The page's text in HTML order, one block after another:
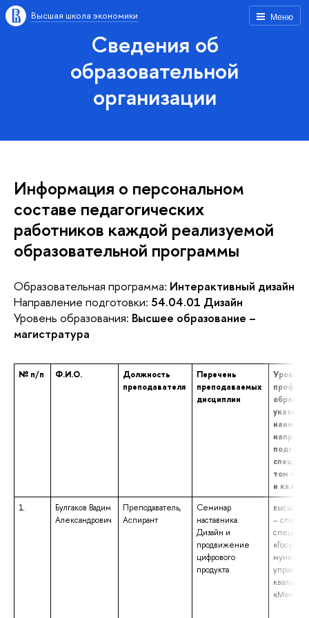
Меню
Высшая школа экономики
Сведения об
образовательной
организации
Информация о персональном
составе педагогических
работников каждой реализуемой
образовательной программы
Образовательная программа: Интерактивный дизайн
Направление подготовки: 54.04.01 Дизайн
Уровень образования: Высшее образование –
магистратура
№ п/п Ф.И.О.
Должность
преподавателя
Перечень
преподаваемых
дисциплин
том
и
1.
Булгаков Вадим
Александрович
Преподаватель,
Аспирант
Семинар
наставника.
Дизайн и
продвижение
цифрового
продукта.
высшее
–